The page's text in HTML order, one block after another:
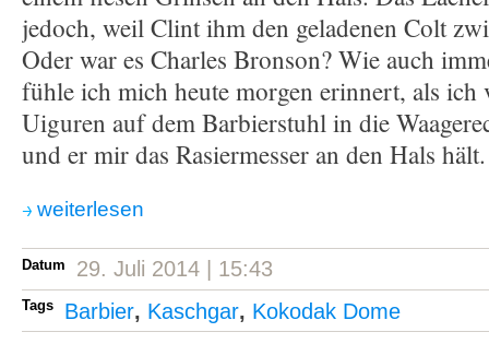
jedoch, weil Clint ihm den geladenen Colt
Oder war es Charles Bronson? Wie auch
fühle ich mich heute morgen erinnert, als ich
Uiguren auf dem Barbierstuhl in die
und er mir das Rasiermesser an den Hals hält.
weiterlesen
Datum 29. Juli 2014 | 15:43
Tags Barbier, Kaschgar, Kokodak Dome